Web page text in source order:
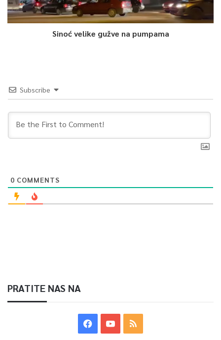
Sinoć velike gužve na pumpama
Subscribe
0 COMMENTS
PRATITE NAS NA